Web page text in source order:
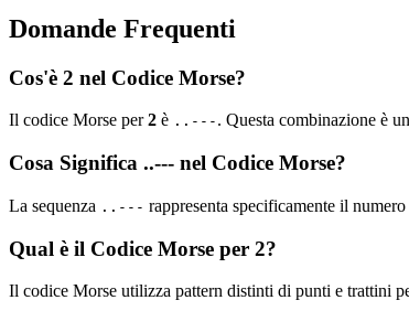
Domande Frequenti
Cos'è 2 nel Codice Morse?
Il codice Morse per2 è ..--- . Questa combinazione è
Cosa Significa ..--- nel Codice Morse?
La sequenza ..--- rappresenta specificamente il numero
Qual è il Codice Morse per 2?
Il codice Morse utilizza pattern distinti di punti e trattini